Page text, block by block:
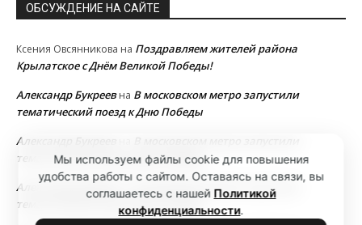
ОБСУЖДЕНИЕ НА САЙТЕ
Ксения Овсянникова на Поздравляем жителей района
Крылатское с Днём Великой Победы!
Александр Букреевна В московском метро запустили
тематический поезд к Дню Победы
Александр Букреев
тематический поезд к Дню Победы
Александр Букреев
В московском метро запустили
тематический поезд к Дню Победы
Мы используем файлы cookie для повышения
удобства работы с сайтом. Оставаясь на связи, вы
соглашаетесь с нашей Политикой
конфиденциальности.